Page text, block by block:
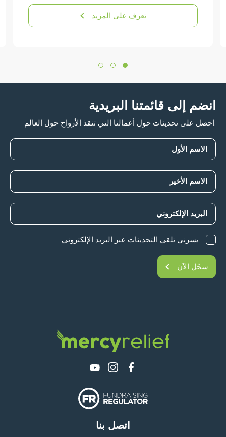
تعرف على المزيد
اتصل بنا
انضم إلى قائمتنا البريدية
.احصل على تحديثات حول أعمالنا التي تنقذ الأرواح حول العالم
.يسرني تلقي التحديثات عبر البريد الإلكتروني
سجّل الآن